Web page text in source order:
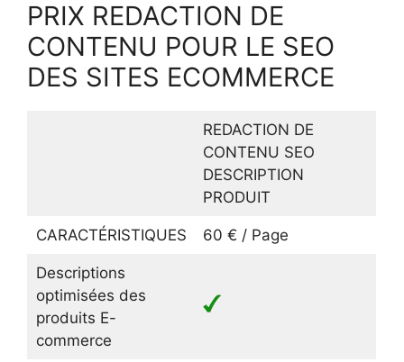
PRIX REDACTION DE
CONTENU POUR LE SEO
DES SITES ECOMMERCE
REDACTION DE
CONTENU SEO
DESCRIPTION
PRODUIT
CARACTÉRISTIQUES 60 € / Page
Descriptions
optimisées des
produits E-
commerce